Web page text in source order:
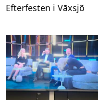
Efterfesten i Vāxsjõ